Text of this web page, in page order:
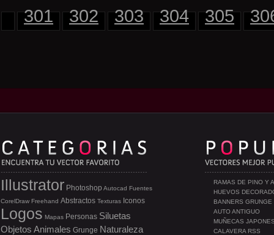
301 302 303 304 305
RAMAS DE PINO Y
HUEVOS
BANNERS GRUNGE
AUTO ANTIGUO
MUÑECAS
CALAVERA RSS
Illustrator Photoshop Autocad Fuentes
CorelDraw Freehand Abstractos Texturas Iconos
Logos Mapas Personas Siluetas
Objetos Animales Grunge Naturaleza